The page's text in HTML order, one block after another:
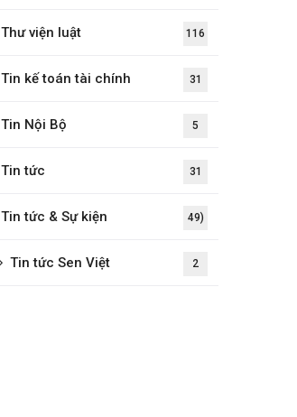
Thư viện luật 116
Tin kế toán tài chính 31
Tin Nội Bộ 5
Tin tức 31
Tin tức & Sự kiện 49)
Tin tức Sen Việt 2